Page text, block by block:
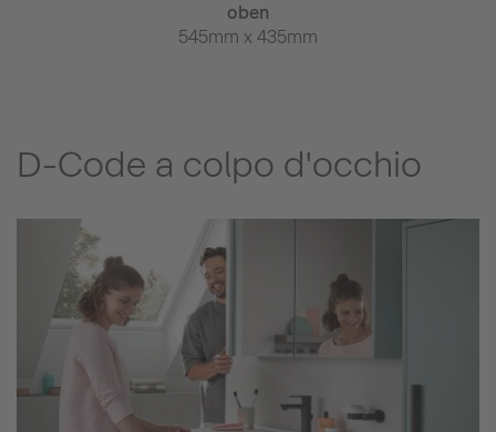
oben
545mm x 435mm
D-Code a colpo d'occhio